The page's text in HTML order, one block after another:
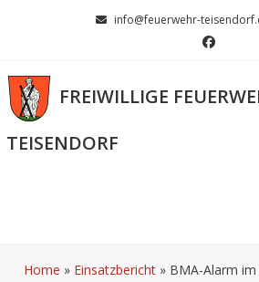
info@feuerwehr-
FREIWILLIGE
TEISENDORF
Home » Einsatzbericht » BMA-Alarm